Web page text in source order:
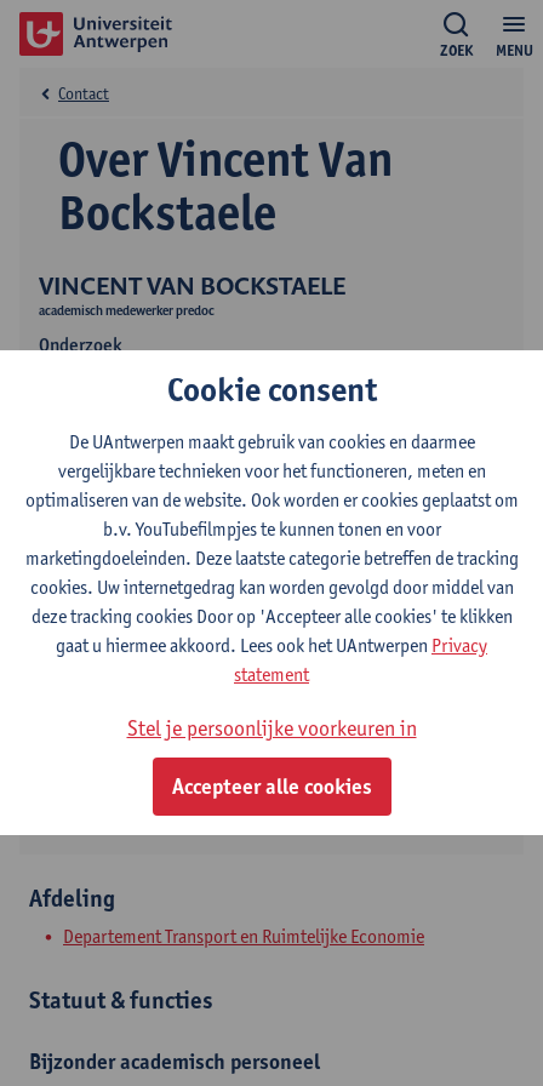
MENU
ZOEK
VINCENT VAN BOCKSTAELE
academisch medewerker predoc
Onderzoek
Over Vincent Van
Bockstaele
Contact
Contact
Stadscampus
2000 Antwerpen, BEL
Afdeling
Departement Transport en Ruimtelijke Economie
Statuut & functies
Bijzonder academisch personeel
Cookie consent
De UAntwerpen maakt gebruik van cookies en daarmee
vergelijkbare technieken voor het functioneren, meten en
optimaliseren van de website. Ook worden er cookies geplaatst om
b.v. YouTubefilmpjes te kunnen tonen en voor
marketingdoeleinden. Deze laatste categorie betreffen de tracking
cookies. Uw internetgedrag kan worden gevolgd door middel van
deze tracking cookies Door op 'Accepteer alle cookies' te klikken
gaat u hiermee akkoord. Lees ook het UAntwerpen Privacy
statement
Stel je persoonlijke voorkeuren in
Accepteer alle cookies